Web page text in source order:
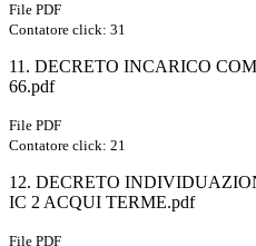
File PDF
Contatore click: 31
11. DECRETO INCARICO
66.pdf
File PDF
Contatore click: 21
12. DECRETO
IC 2 ACQUI TERME.pdf
File PDF